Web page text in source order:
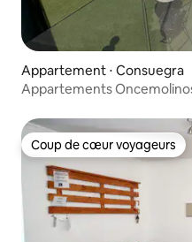
Appartement ⋅ Consuegra
Appartements
Coup de cœur voyageurs
Coup de cœur voyageurs